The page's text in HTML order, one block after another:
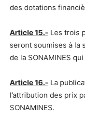
des dotations
Article 15.- Les trois
seront soumises à la
de la SONAMINES
Article 16.- La
l’attribution des prix
SONAMINES.